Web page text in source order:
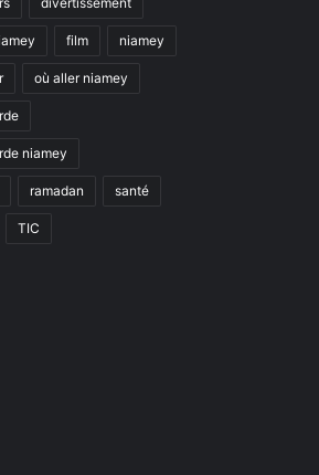
film niamey
où aller niamey
niamey
ramadan santé
TIC